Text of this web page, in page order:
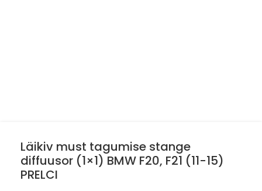
Läikiv must tagumise stange
diffuusor (1×1) BMW F20, F21 (11-15)
PRELCI